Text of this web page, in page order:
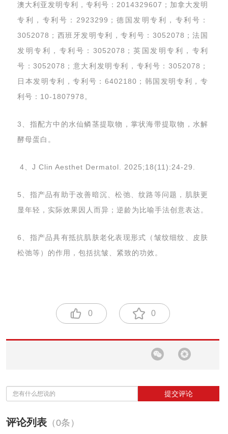
澳大利亚发明专利，专利号：2014329607；加拿大发明
专利，专利号：2923299；德国发明专利，专利号：
3052078；西班牙发明专利，专利号：3052078；法国
发明专利，专利号：3052078；英国发明专利，专利
号：3052078；意大利发明专利，专利号：3052078；
日本发明专利，专利号：6402180；韩国发明专利，专
利号：10-1807978。
3、指配方中的水仙鳞茎提取物，掌状海带提取物，水解
酵母蛋白。
4、J Clin Aesthet Dermatol. 2025;18(11):24-29.
5、指产品有助于改善暗沉、松弛、纹路等问题，肌肤更
显年轻，实际效果因人而异；逆龄为比喻手法创意表达。
6、指产品具有抵抗肌肤老化表现形式（皱纹细纹、皮肤
松弛等）的作用，包括抗皱、紧致的功效。
0 0
提交评论
评论列表 （0条）